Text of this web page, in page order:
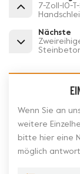
7-Zoll-10-
Nächste
Wenn Sie an
weitere
bitte hier eine
möglich